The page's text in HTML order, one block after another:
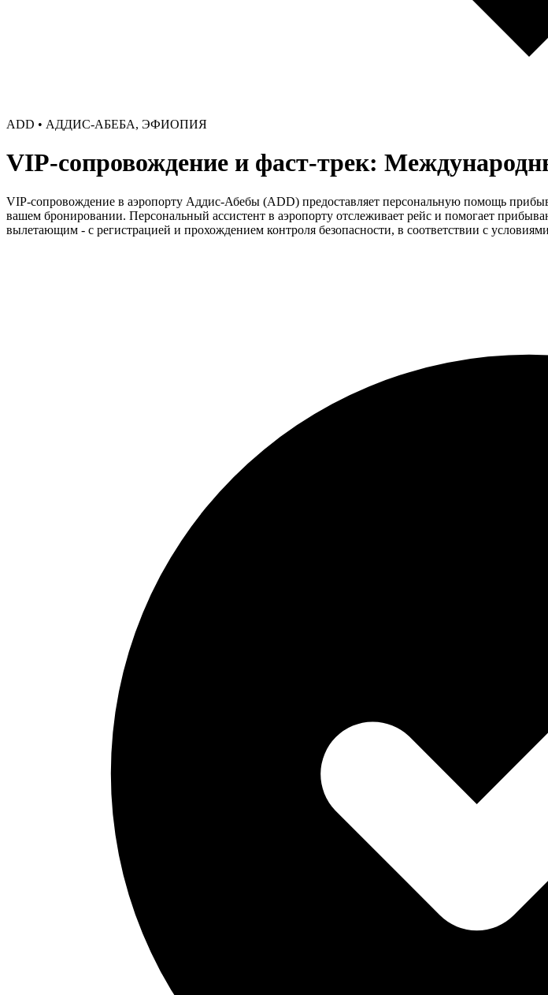
ADD • АДДИС-АБЕБА, ЭФИОПИЯ
VIP-сопровождение и фаст-трек:
VIP-сопровождение в аэропорту Аддис-Абебы (ADD) предоставляет персональную помощь
вашем бронировании. Персональный ассистент в аэропорту отслеживает рейс и помогает
вылетающим - с регистрацией и прохождением контроля безопасности, в соответствии с